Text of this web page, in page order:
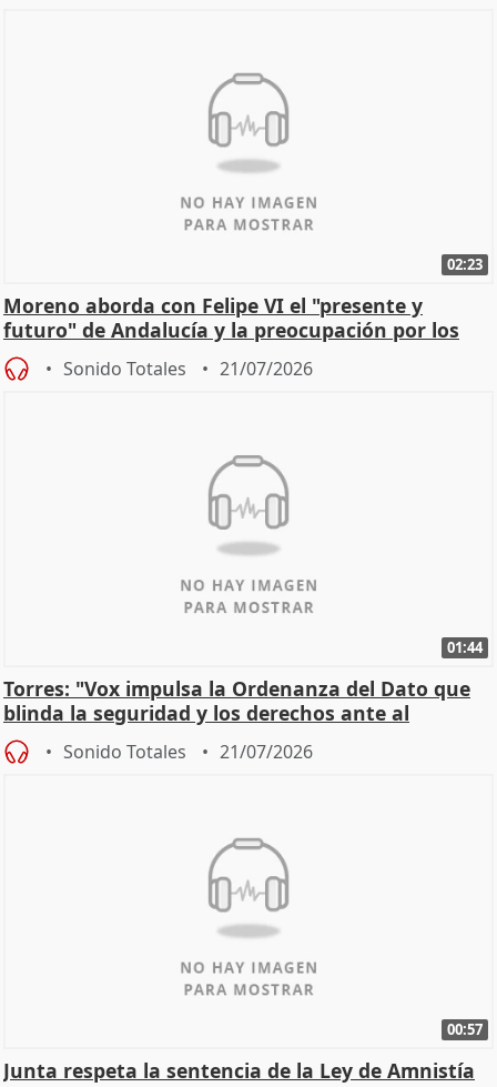
02:23
Moreno aborda con Felipe VI el "presente y
futuro" de Andalucía y la preocupación por los
incendios
Sonido Totales 21/07/2026
01:44
Torres: "Vox impulsa la Ordenanza del Dato que
blinda la seguridad y los derechos ante al
control"
Sonido Totales 21/07/2026
00:57
Junta respeta la sentencia de la Ley de Amnistía